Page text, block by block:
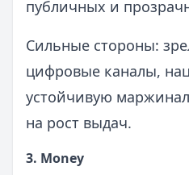
публичных и
Сильные стороны:
цифровые каналы,
устойчивую
на рост выдач.
3. Money